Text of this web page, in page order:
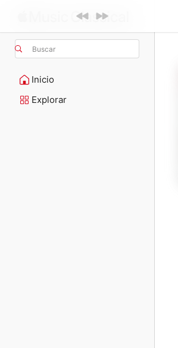
Buscar
Inicio
Explorar